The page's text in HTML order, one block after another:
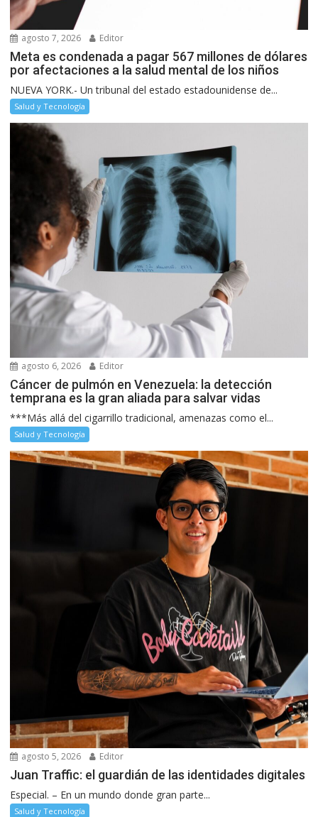
agosto 7, 2026 Editor
Meta es condenada a pagar 567 millones de dólares
por afectaciones a la salud mental de los niños
NUEVA YORK.- Un tribunal del estado estadounidense de...
Salud y Tecnología
agosto 6, 2026 Editor
Cáncer de pulmón en Venezuela: la detección
temprana es la gran aliada para salvar vidas
***Más allá del cigarrillo tradicional, amenazas como el...
Salud y Tecnología
agosto 5, 2026 Editor
Juan Traffic: el guardián de las identidades digitales
Especial. – En un mundo donde gran parte...
Salud y Tecnología